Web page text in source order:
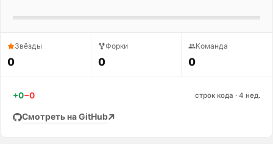
Звёзды
0
Форки
0
Команда
0
+0−0 строк кода · 4 нед.
Смотреть на GitHub